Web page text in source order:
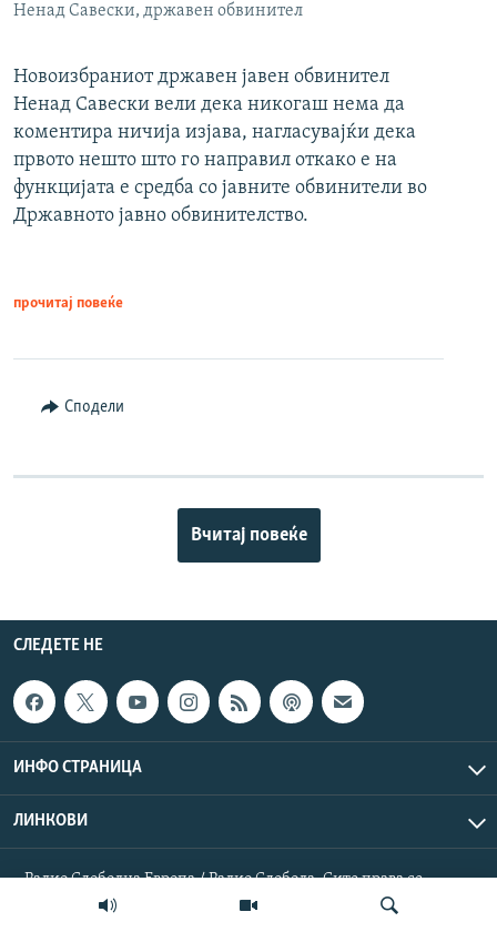
Ненад Савески, државен обвинител
Новоизбраниот државен јавен обвинител
Ненад Савески вели дека никогаш нема да
коментира ничија изјава, нагласувајќи дека
првото нешто што го направил откако е на
функцијата е средба со јавните обвинители во
Државното јавно обвинителство.
прочитај повеќе
Сподели
Вчитај повеќе
СЛЕДЕТЕ НЕ
ИНФО СТРАНИЦА
ЛИНКОВИ
Радио Слободна Европа / Радио Слобода. Сите права се
резервирани